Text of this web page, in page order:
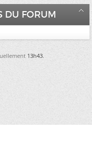
DU FORUM
13h43.